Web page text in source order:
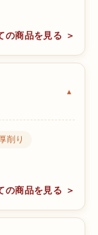
の商品を見る ＞
削り
の商品を見る ＞